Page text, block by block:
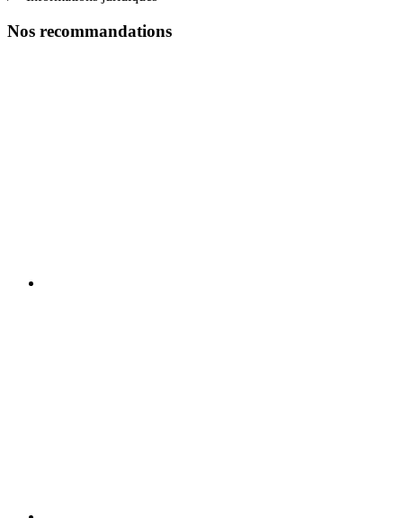
Nos recommandations